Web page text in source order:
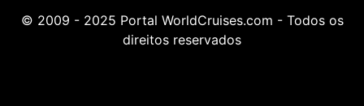
© 2009 - 2025 Portal WorldCruises.com - Todos os
direitos reservados